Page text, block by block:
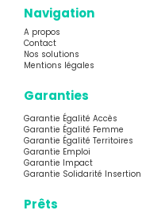
Navigation
A propos
Contact
Nos solutions
Mentions légales
Garanties
Garantie Égalité Accès
Garantie Égalité Femme
Garantie Égalité Territoires
Garantie Emploi
Garantie Impact
Garantie Solidarité Insertion
Prêts